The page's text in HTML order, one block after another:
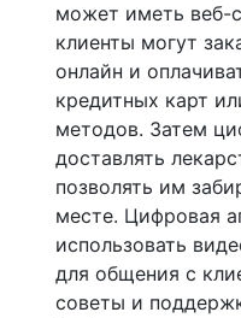
может иметь веб-
клиенты могут
онлайн и
кредитных карт
методов. Затем
доставлять
позволять им
месте. Цифровая
использовать
для общения с
советы и